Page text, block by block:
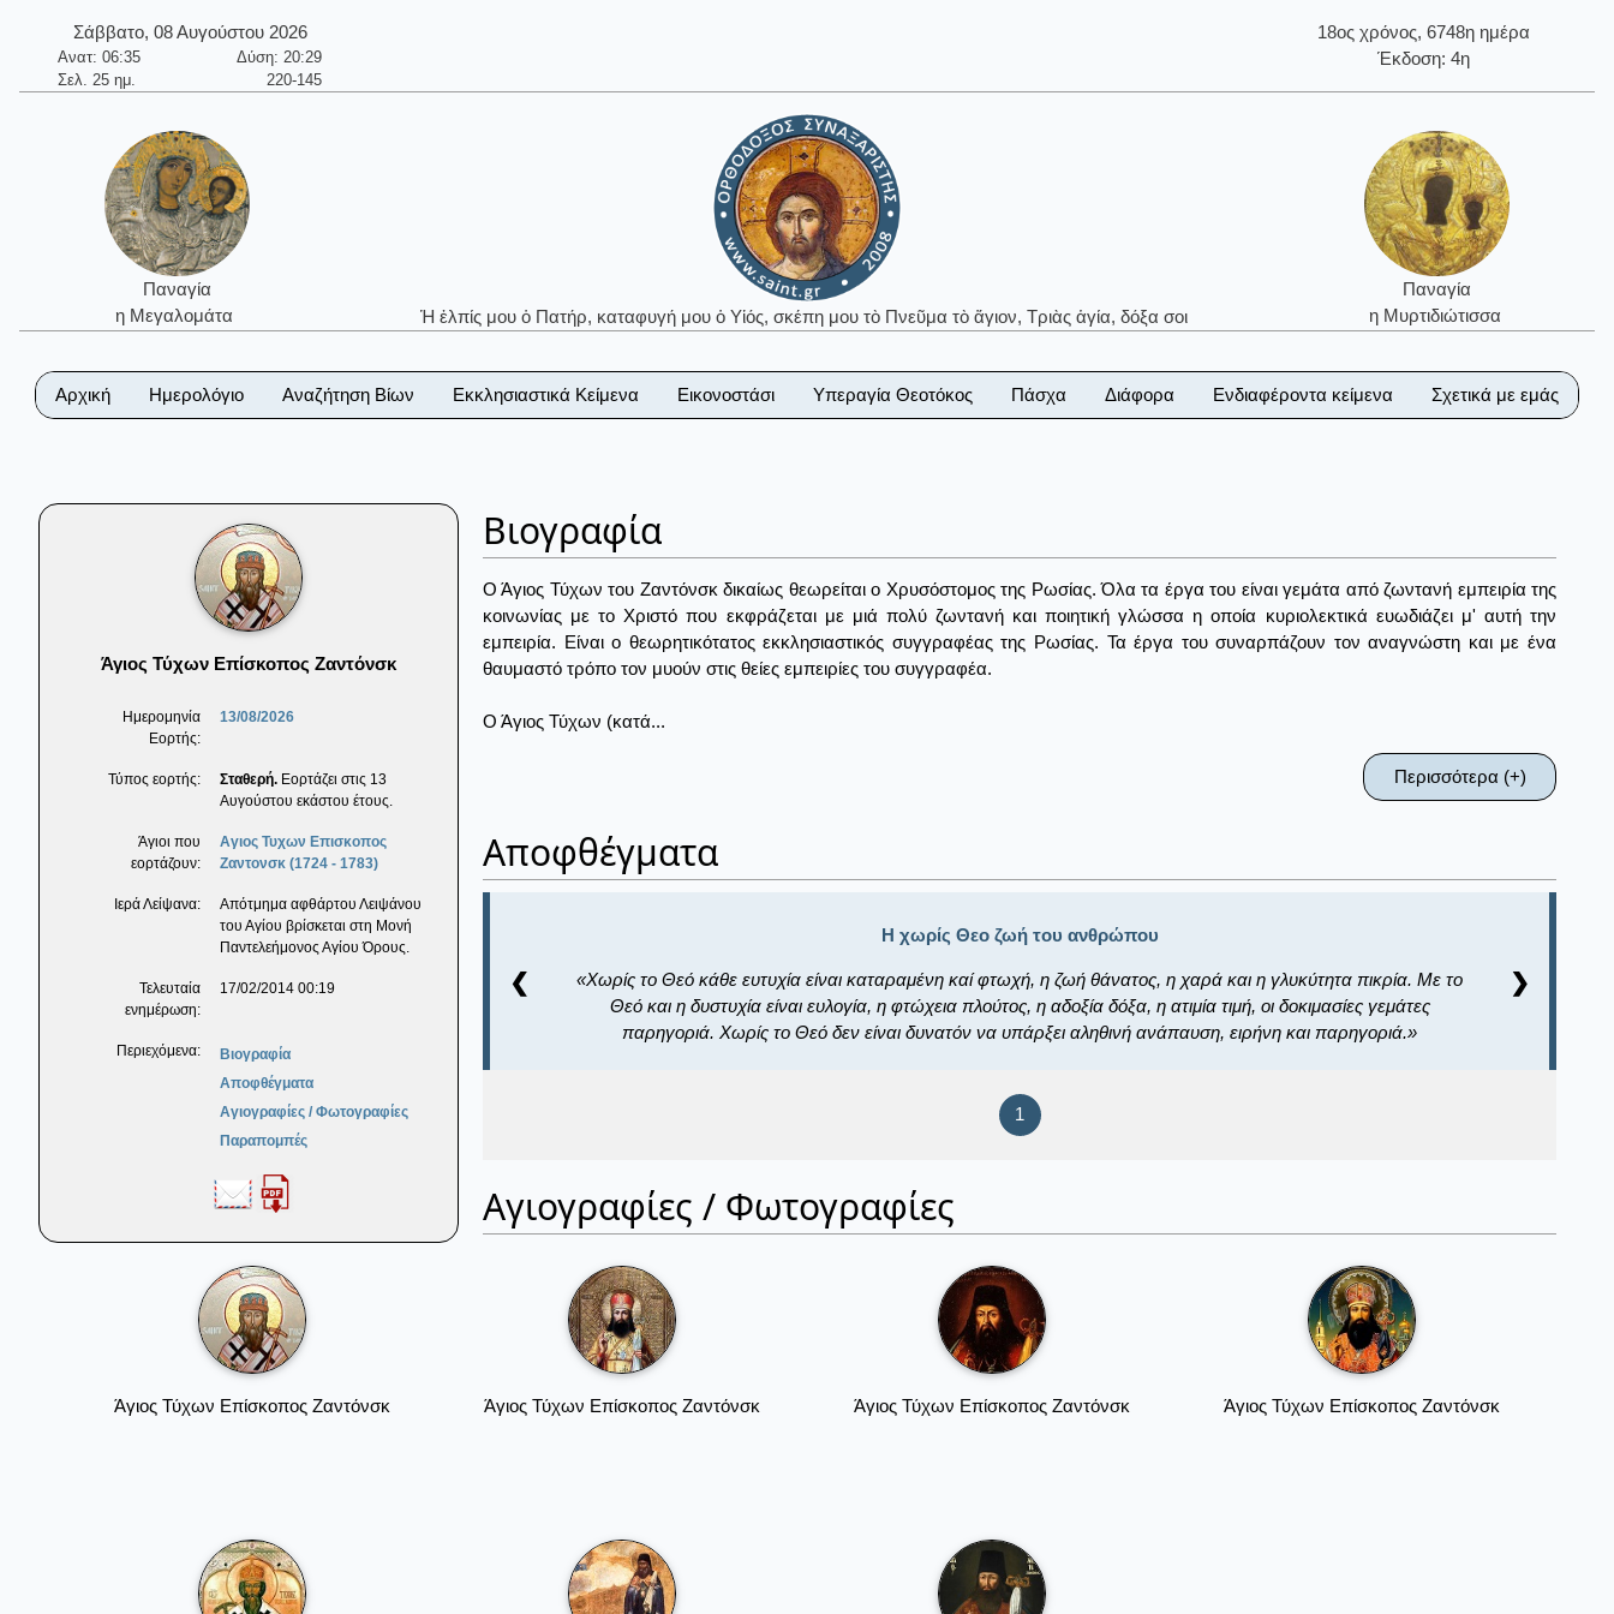
Σάββατο, 08 Αυγούστου 2026
Ανατ: 06:35
Δύση: 20:29
Σελ. 25 ημ.
220-145
18ος χρόνος, 6748η ημέρα
Έκδοση: 4η
Παναγία
η Μεγαλομάτα
Ἡ ἐλπίς μου ὁ Πατήρ, καταφυγή μου ὁ Υἱός, σκέπη μου τὸ Πνεῦμα τὸ ἅγιον, Τριὰς ἁγία, δόξα σοι
Παναγία
η Μυρτιδιώτισσα
Αρχική Ημερολόγιο Αναζήτηση Βίων Εκκλησιαστικά Κείμενα Εικονοστάσι Υπεραγία Θεοτόκος Πάσχα Διάφορα Ενδιαφέροντα κείμενα Σχετικά με εμάς
Άγιος Τύχων Επίσκοπος Ζαντόνσκ
Ημερομηνία
Εορτής:
13/08/2026
Τύπος εορτής: Σταθερή. Εορτάζει στις 13
Αυγούστου εκάστου έτους.
Άγιοι που
εορτάζουν:
Αγιος Τυχων Επισκοπος
Ζαντονσκ (1724 - 1783)
Ιερά Λείψανα:
Απότμημα αφθάρτου Λειψάνου
του Αγίου βρίσκεται στη Μονή
Παντελεήμονος Αγίου Όρους.
Τελευταία
ενημέρωση:
17/02/2014 00:19
Περιεχόμενα:
Βιογραφία
Αποφθέγματα
Αγιογραφίες / Φωτογραφίες
Παραπομπές
Βιογραφία
Ο Άγιος Τύχων του Ζαντόνσκ δικαίως θεωρείται ο Χρυσόστομος της Ρωσίας. Όλα τα έργα του είναι γεμάτα από ζωντανή εμπειρία της
κοινωνίας με το Χριστό που εκφράζεται με μιά πολύ ζωντανή και ποιητική γλώσσα η οποία κυριολεκτικά ευωδιάζει μ' αυτή την
εμπειρία. Είναι ο θεωρητικότατος εκκλησιαστικός συγγραφέας της Ρωσίας. Τα έργα του συναρπάζουν τον αναγνώστη και με ένα
θαυμαστό τρόπο τον μυούν στις θείες εμπειρίες του συγγραφέα.
Ο Άγιος Τύχων (κατά...
Περισσότερα (+)
Αποφθέγματα
Η χωρίς Θεο ζωή του ανθρώπου
Χωρίς το Θεό κάθε ευτυχία είναι καταραμένη καί φτωχή, η ζωή θάνατος, η χαρά και η γλυκύτητα πικρία. Με το
Θεό και η δυστυχία είναι ευλογία, η φτώχεια πλούτος, η αδοξία δόξα, η ατιμία τιμή, οι δοκιμασίες γεμάτες
παρηγοριά. Χωρίς το Θεό δεν είναι δυνατόν να υπάρξει αληθινή ανάπαυση, ειρήνη και παρηγοριά.
❮ ❯
1
Αγιογραφίες / Φωτογραφίες
Άγιος Τύχων Επίσκοπος Ζαντόνσκ Άγιος Τύχων Επίσκοπος Ζαντόνσκ Άγιος Τύχων Επίσκοπος Ζαντόνσκ Άγιος Τύχων Επίσκοπος Ζαντόνσκ